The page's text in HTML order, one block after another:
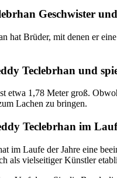
Geschwister
hat Brüder, mit denen er
Teclebrhan und
etwa 1,78 Meter groß.
Lachen zu bringen.
Teclebrhan im
im Laufe der Jahre eine
als vielseitiger Künstler